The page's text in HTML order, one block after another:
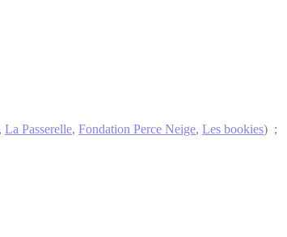
, La Passerelle, Fondation Perce Neige, Les bookies) ;